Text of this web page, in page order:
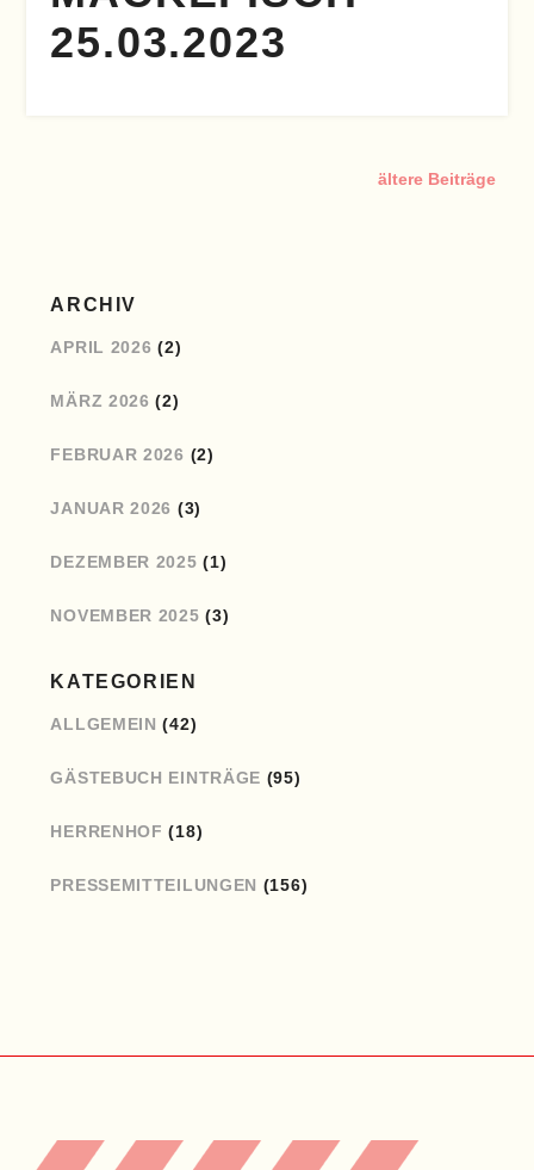
25.03.2023
ältere Beiträge
ARCHIV
APRIL 2026 (2)
MÄRZ 2026 (2)
FEBRUAR 2026 (2)
JANUAR 2026 (3)
DEZEMBER 2025 (1)
NOVEMBER 2025 (3)
KATEGORIEN
ALLGEMEIN (42)
GÄSTEBUCH EINTRÄGE (95)
HERRENHOF (18)
PRESSEMITTEILUNGEN (156)